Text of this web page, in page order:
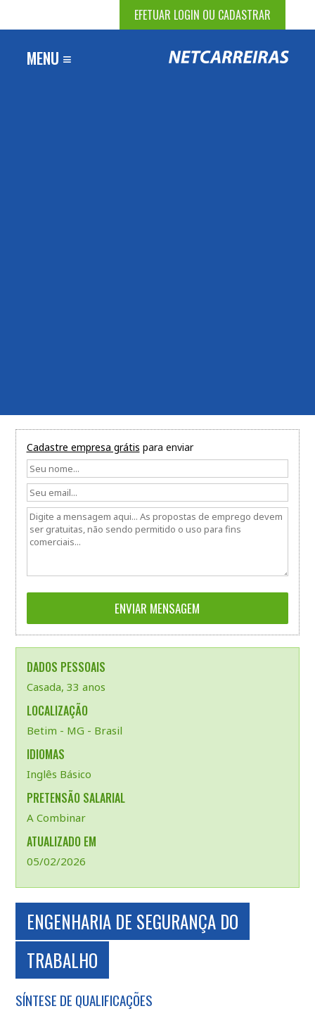
EFETUAR LOGIN OU CADASTRAR
MENU ≡
Cadastre empresa grátis para enviar
DADOS PESSOAIS
Casada, 33 anos
LOCALIZAÇÃO
Betim - MG - Brasil
IDIOMAS
Inglês Básico
PRETENSÃO SALARIAL
A Combinar
ATUALIZADO EM
05/02/2026
ENGENHARIA DE SEGURANÇA DO
TRABALHO
SÍNTESE DE QUALIFICAÇÕES